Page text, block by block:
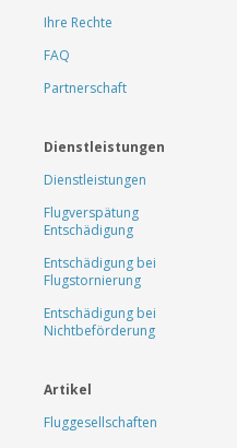
Ihre Rechte
FAQ
Partnerschaft
Dienstleistungen
Dienstleistungen
Flugverspätung
Entschädigung
Entschädigung bei
Flugstornierung
Entschädigung bei
Nichtbeförderung
Artikel
Fluggesellschaften